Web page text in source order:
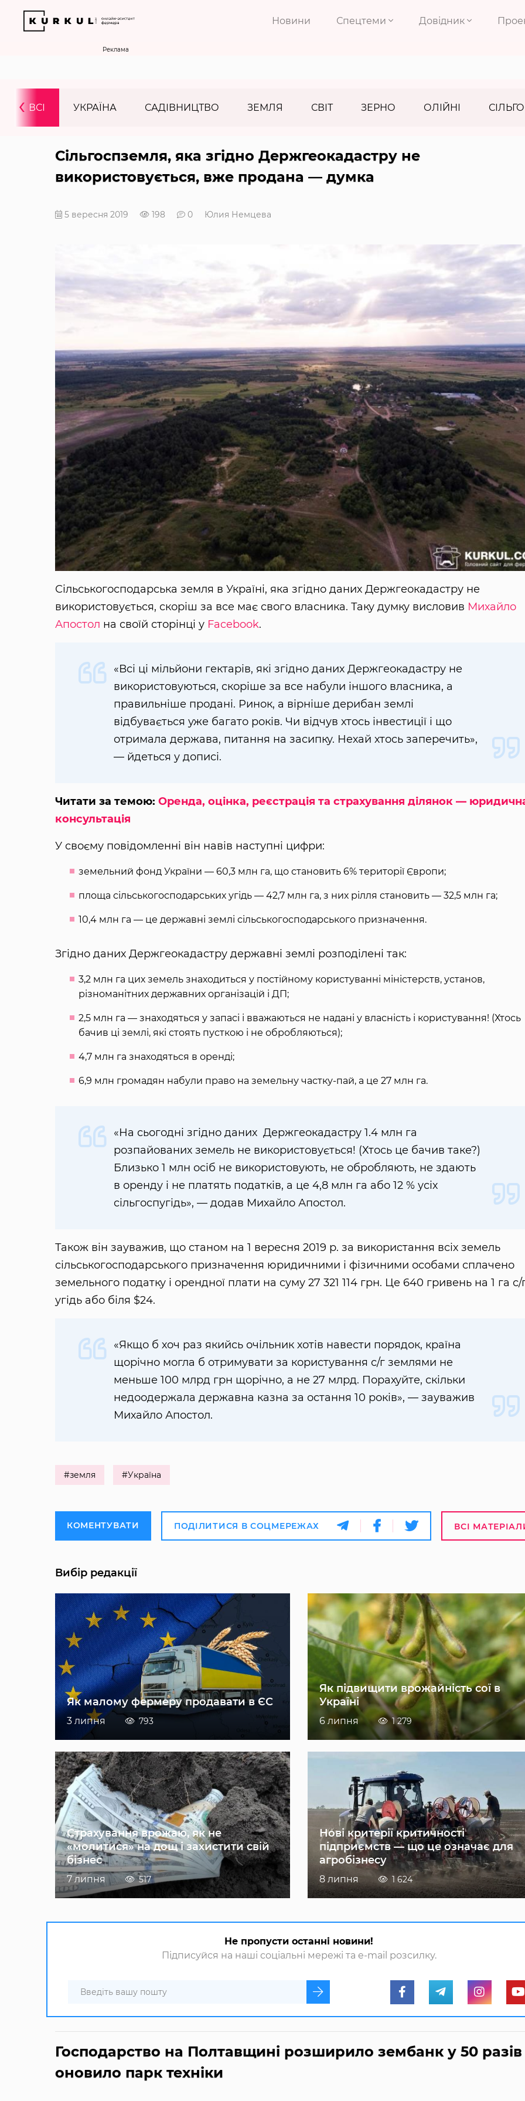
Новини Спецтеми Довідник
Реклама
ВСІ УКРАЇНА САДІВНИЦТВО ЗЕМЛЯ СВІТ ЗЕРНО ОЛІЙНІ
‹
Сільгоспземля, яка згідно Держгеокадастру не
використовується, вже продана — думка
5 вересня 2019 198 0 Юлия Немцева
Сільськогосподарська земля в Україні, яка згідно даних Держгеокадастру не
використовується, скоріш за все має свого власника. Таку думку висловив Михайло
Апостол на своїй сторінці у Facebook.
«Всі ці мільйони гектарів, які згідно даних Держгеокадастру не
використовуються, скоріше за все набули іншого власника, а
правильніше продані. Ринок, а вірніше дерибан землі
відбувається уже багато років. Чи відчув хтось інвестиції і що
отримала держава, питання на засипку. Нехай хтось заперечить»,
— йдеться у дописі.
Читати за темою: Оренда, оцінка, реєстрація та страхування ділянок —
консультація
У своєму повідомленні він навів наступні цифри:
земельний фонд України — 60,3 млн га, що становить 6% території Європи;
площа сільськогосподарських угідь — 42,7 млн га, з них рілля становить — 32,5 млн га;
10,4 млн га — це державні землі сільськогосподарського призначення.
Згідно даних Держгеокадастру державні землі розподілені так:
3,2 млн га цих земель знаходиться у постійному користуванні міністерств, установ,
різноманітних державних організацій і ДП;
2,5 млн га — знаходяться у запасі і вважаються не надані у власність і користування! (Хтось
бачив ці землі, які стоять пусткою і не обробляються);
4,7 млн га знаходяться в оренді;
6,9 млн громадян набули право на земельну частку-пай, а це 27 млн га.
«На сьогодні згідно даних Держгеокадастру 1.4 млн га
розпайованих земель не використовується! (Хтось це бачив таке?)
Близько 1 млн осіб не використовують, не обробляють, не здають
в оренду і не платять податків, а це 4,8 млн га або 12 % усіх
сільгоспугідь», — додав Михайло Апостол.
Також він зауважив, що станом на 1 вересня 2019 р. за використання всіх земель
сільськогосподарського призначення юридичними і фізичними особами сплачено
земельного податку і орендної плати на суму 27 321 114 грн. Це 640 гривень на 1 га с/
угідь або біля $24.
«Якщо б хоч раз якийсь очільник хотів навести порядок, країна
щорічно могла б отримувати за користування с/г землями не
меньше 100 млрд грн щорічно, а не 27 млрд. Порахуйте, скільки
недоодержала державна казна за остання 10 років», — зауважив
Михайло Апостол.
#земля #Україна
КОМЕНТУВАТИ ПОДІЛИТИСЯ В СОЦМЕРЕЖАХ ВСІ
Вибір редакції
Як малому фермеру продавати в ЄС
3 липня 793
Як підвищити врожайність сої в
Україні
6 липня 1 279
Страхування врожаю, як не
«молитися» на дощ і захистити свій
бізнес
7 липня 517
Нові критерії критичності
підприємств — що це означає для
агробізнесу
8 липня 1 624
Не пропусти останні новини!
Підписуйся на наші соціальні мережі та e-mail розсилку.
Господарство на Полтавщині розширило зембанк у 50 разів
оновило парк техніки